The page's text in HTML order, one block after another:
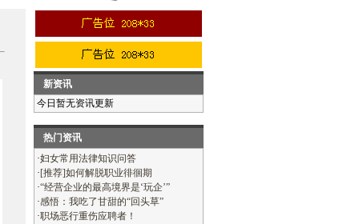
新资讯
今日暂无资讯更新
热门资讯
·妇女常用法律知识问答
·[推荐]如何解脱职业徘徊期
·“经营企业的最高境界是‘玩企’”
·感悟：我吃了甘甜的“回头草”
·职场恶行重伤应聘者！